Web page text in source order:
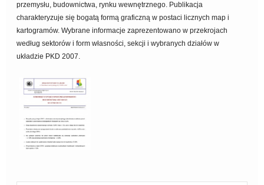
przemysłu, budownictwa, rynku wewnętrznego. Publikacja
charakteryzuje się bogatą formą graficzną w postaci licznych map i
kartogramów. Wybrane informacje zaprezentowano w przekrojach
według sektorów i form własności, sekcji i wybranych działów w
układzie PKD 2007.